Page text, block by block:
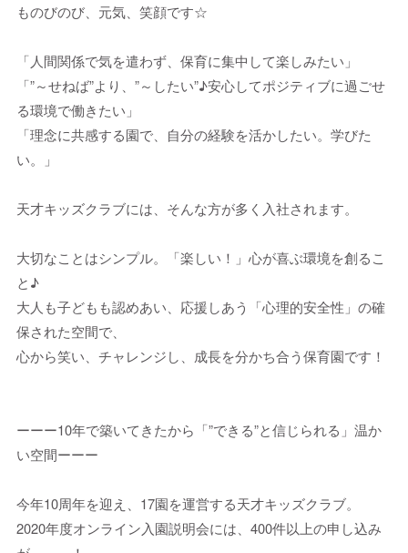
ものびのび、元気、笑顔です☆
「人間関係で気を遣わず、保育に集中して楽しみたい」
「”～せねば”より、”～したい”♪安心してポジティブに過ごせ
る環境で働きたい」
「理念に共感する園で、自分の経験を活かしたい。学びた
い。」
天才キッズクラブには、そんな方が多く入社されます。
大切なことはシンプル。「楽しい！」心が喜ぶ環境を創るこ
と♪
大人も子どもも認めあい、応援しあう「心理的安全性」の確
保された空間で、
心から笑い、チャレンジし、成長を分かち合う保育園です！
ーーー10年で築いてきたから「”できる”と信じられる」温か
い空間ーーー
今年10周年を迎え、17園を運営する天才キッズクラブ。
2020年度オンライン入園説明会には、400件以上の申し込み